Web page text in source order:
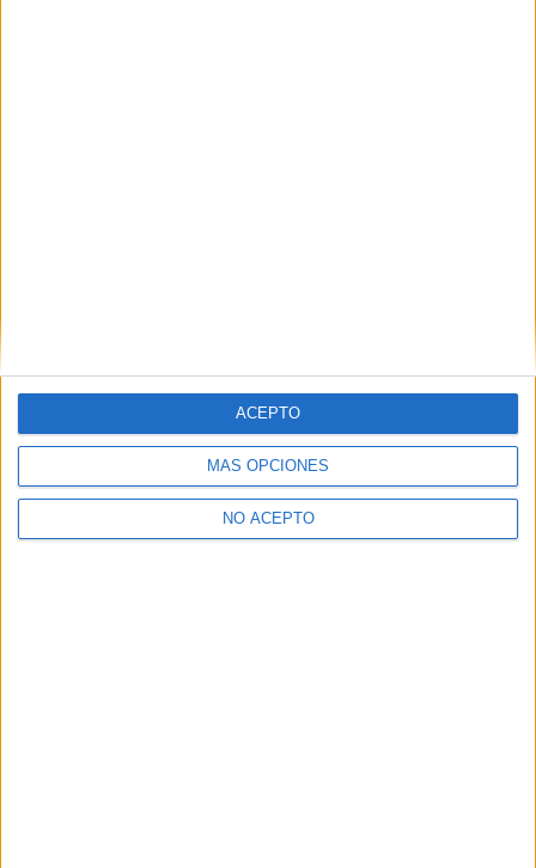
MÁS OPCIONES
NO ACEPTO
ACEPTO
Y como regalo de agradecimiento, por registrarte te daremos
gratis una copia de nuestro ebook con 100 consejos para tu
primer año de universidad